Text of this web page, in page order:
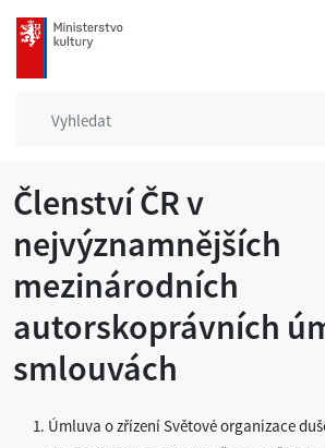
mkcr.cz
Členství ČR v
nejvýznamnějších
mezinárodních
autorskoprávních
smlouvách
Úmluva o zřízení Světové organizace